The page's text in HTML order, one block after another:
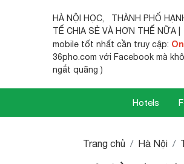
HÀ NỘI HỌC, THÀNH PHỐ
TẾ CHIA SẺ VÀ HƠN THẾ NỮA
mobile tốt nhất cần truy cập: On
36pho.com với Facebook mà
ngắt quãng )
Hotels
Trang chủ Hà Nội